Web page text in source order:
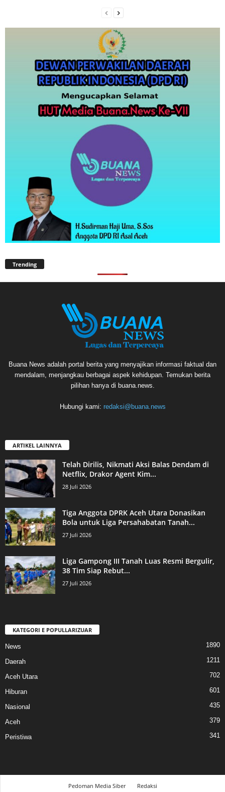
Trending
Buana News adalah portal berita yang menyajikan informasi faktual dan
mendalam, menjangkau berbagai aspek kehidupan. Temukan berita
pilihan hanya di buana.news.
Hubungi kami: redaksi@buana.news
ARTIKEL LAINNYA
Telah Dirilis, Nikmati Aksi Balas Dendam di
Netflix, Drakor Agent Kim...
28 Juli 2026
Tiga Anggota DPRK Aceh Utara Donasikan
Bola untuk Liga Persahabatan Tanah...
27 Juli 2026
Liga Gampong III Tanah Luas Resmi Bergulir,
38 Tim Siap Rebut...
27 Juli 2026
KATEGORI E POPULLARIZUAR
News 1890
Daerah 1211
Aceh Utara 702
Hiburan 601
Nasional 435
Aceh 379
Peristiwa 341
Pedoman Media Siber Redaksi